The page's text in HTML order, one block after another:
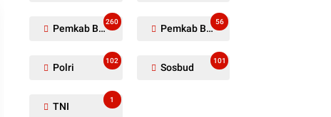
Pemkab Barito Utara
260
Pemkab Barut
56
Polri
102
Sosbud
101
TNI
1